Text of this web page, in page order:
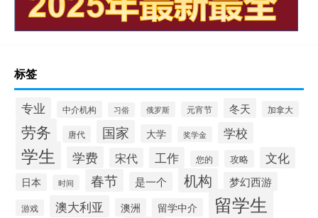
标签
专业 中介机构 习俗 俄罗斯 元宵节 冬天 加拿大
劳务 唐代 国家 大学 奖学金 学校
学生 学费 宋代 工作 您的 攻略 文化
日本 时间 春节 是一个 机构 梦幻西游
游戏 澳大利亚 澳洲 留学中介 留学生